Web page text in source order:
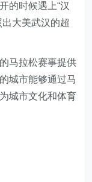
的时候遇上“汉
大美武汉的超
马拉松赛事提供
城市能够通过马
城市文化和体育